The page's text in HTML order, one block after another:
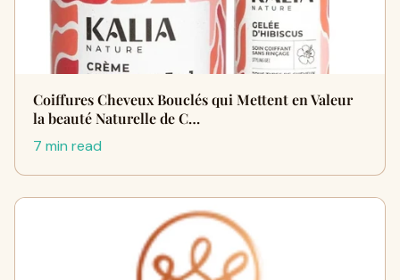
Coiffures Cheveux Bouclés qui Mettent en Valeur
la beauté Naturelle de C…
7 min read